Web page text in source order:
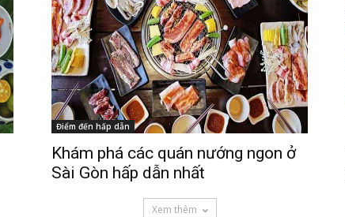
Điểm đến hấp dẫn
Khám phá các quán nướng ngon ở
Sài Gòn hấp dẫn nhất
Xem thêm